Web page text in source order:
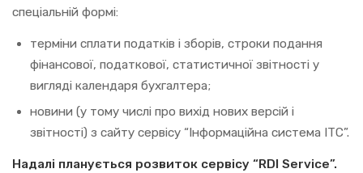
спеціальній формі:
терміни сплати податків і зборів, строки подання
фінансової, податкової, статистичної звітності у
вигляді календаря бухгалтера;
новини (у тому числі про вихід нових версій і
звітності) з сайту сервісу “Інформаційна система ІТС”.
Надалі планується розвиток сервісу “RDI Service”.